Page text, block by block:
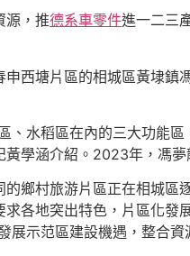
源，推德系車零件進一二三
西塘片區的相城區黃埭鎮
、水稻區在內的三大功能
黃學涵介紹。2023年，馮
鄉村旅游片區正在相城區
各地突出特色，片區化發
展示范區建設機遇，整合